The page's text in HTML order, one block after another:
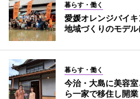
暮らす・働く
愛媛オレンジバイ
地域づくりのモデル
暮らす・働く
今治・大島に美容
ら一家で移住し開業